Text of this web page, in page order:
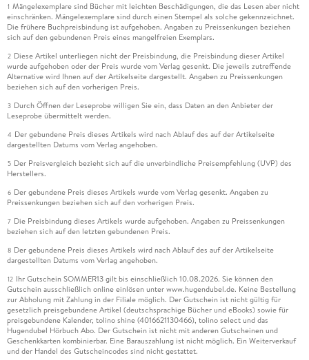
1 Mängelexemplare sind Bücher mit leichten Beschädigungen, die das Lesen aber nicht
einschränken. Mängelexemplare sind durch einen Stempel als solche gekennzeichnet.
Die frühere Buchpreisbindung ist aufgehoben. Angaben zu Preissenkungen beziehen
sich auf den gebundenen Preis eines mangelfreien Exemplars.
2 Diese Artikel unterliegen nicht der Preisbindung, die Preisbindung dieser Artikel
wurde aufgehoben oder der Preis wurde vom Verlag gesenkt. Die jeweils zutreffende
Alternative wird Ihnen auf der Artikelseite dargestellt. Angaben zu Preissenkungen
beziehen sich auf den vorherigen Preis.
3 Durch Öffnen der Leseprobe willigen Sie ein, dass Daten an den Anbieter der
Leseprobe übermittelt werden.
4 Der gebundene Preis dieses Artikels wird nach Ablauf des auf der Artikelseite
dargestellten Datums vom Verlag angehoben.
5 Der Preisvergleich bezieht sich auf die unverbindliche Preisempfehlung (UVP) des
Herstellers.
6 Der gebundene Preis dieses Artikels wurde vom Verlag gesenkt. Angaben zu
Preissenkungen beziehen sich auf den vorherigen Preis.
7 Die Preisbindung dieses Artikels wurde aufgehoben. Angaben zu Preissenkungen
beziehen sich auf den letzten gebundenen Preis.
8 Der gebundene Preis dieses Artikels wird nach Ablauf des auf der Artikelseite
dargestellten Datums vom Verlag angehoben.
12 Ihr Gutschein SOMMER13 gilt bis einschließlich 10.08.2026. Sie können den
Gutschein ausschließlich online einlösen unter www.hugendubel.de. Keine Bestellung
zur Abholung mit Zahlung in der Filiale möglich. Der Gutschein ist nicht gültig für
gesetzlich preisgebundene Artikel (deutschsprachige Bücher und eBooks) sowie für
preisgebundene Kalender, tolino shine (4016621130466), tolino select und das
Hugendubel Hörbuch Abo. Der Gutschein ist nicht mit anderen Gutscheinen und
Geschenkkarten kombinierbar. Eine Barauszahlung ist nicht möglich. Ein Weiterverkauf
und der Handel des Gutscheincodes sind nicht gestattet.